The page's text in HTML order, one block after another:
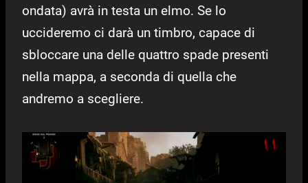
ondata) avrà in testa un elmo. Se lo
uccideremo ci darà un timbro, capace di
sbloccare una delle quattro spade presenti
nella mappa, a seconda di quella che
andremo a scegliere.